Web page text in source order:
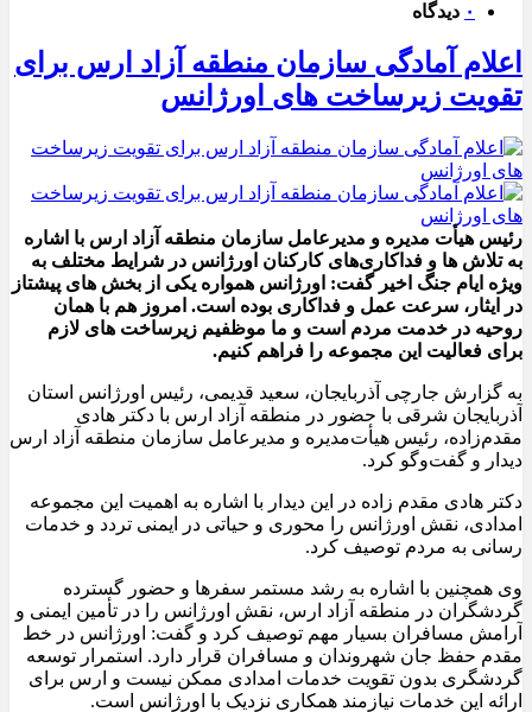
۰ دیدگاه
اعلام آمادگی سازمان منطقه آزاد ارس برای
تقویت زیرساخت‌ های اورژانس
رئیس هیأت‌ مدیره و مدیرعامل سازمان منطقه آزاد ارس با اشاره
به تلاش‌ ها و فداکاری‌های کارکنان اورژانس در شرایط مختلف به‌
ویژه ایام جنگ اخیر گفت: اورژانس همواره یکی از بخش‌ های پیشتاز
در ایثار، سرعت‌ عمل و فداکاری بوده است. امروز هم با همان
روحیه در خدمت مردم است و ما موظفیم زیرساخت‌ های لازم
برای فعالیت این مجموعه را فراهم کنیم.
به گزارش جارچی آذربایجان، سعید قدیمی، رئیس اورژانس استان
آذربایجان شرقی با حضور در منطقه آزاد ارس با دکتر هادی
مقدم‌زاده، رئیس هیأت‌مدیره و مدیرعامل سازمان منطقه آزاد ارس
دیدار و گفت‌وگو کرد.
دکتر هادی مقدم‌ زاده در این دیدار با اشاره به اهمیت این مجموعه
امدادی، نقش اورژانس را محوری و حیاتی در ایمنی تردد و خدمات‌
رسانی به مردم توصیف کرد.
وی همچنین با اشاره به رشد مستمر سفرها و حضور گسترده
گردشگران در منطقه آزاد ارس، نقش اورژانس را در تأمین ایمنی و
آرامش مسافران بسیار مهم توصیف کرد و گفت: اورژانس در خط
مقدم حفظ جان شهروندان و مسافران قرار دارد. استمرار توسعه
گردشگری بدون تقویت خدمات امدادی ممکن نیست و ارس برای
ارائه این خدمات نیازمند همکاری نزدیک با اورژانس است.